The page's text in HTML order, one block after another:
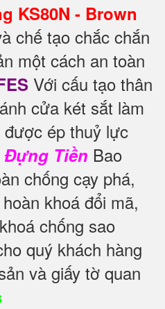
KS80N - Brown
chế tạo chắc chắn
một cách an toàn
Với cấu tạo thân
cửa két sắt làm
ép thuỷ lực
Đựng Tiền Bao
chống cạy phá,
khoá đổi mã,
chống sao
quý khách hàng
và giấy tờ quan